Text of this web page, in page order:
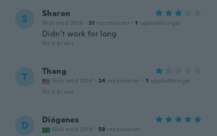
S Sharon
Gick med 2016 · 31 recensioner · 1 uppladdningar
Didn’t work for long
för 5 år sen
T Thang
Gick med 2014 · 24 recensioner · 1 uppladdningar
för 5 år sen
D Diógenes
Gick med 2019 · 58 recensioner